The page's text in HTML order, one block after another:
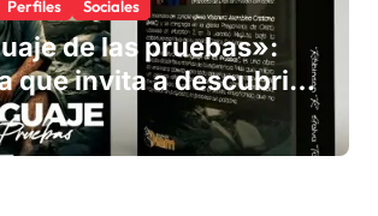
Perfiles Sociales
de las pruebas»:
que invita a descubrir
de Dios en medio de